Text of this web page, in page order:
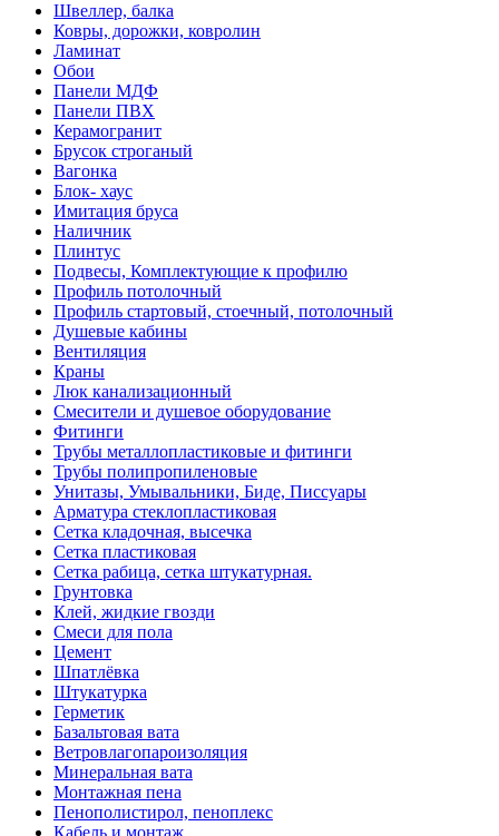
Швеллер, балка
Ковры, дорожки, ковролин
Ламинат
Обои
Панели МДФ
Панели ПВХ
Керамогранит
Брусок строганый
Вагонка
Блок- хаус
Имитация бруса
Наличник
Плинтус
Подвесы, Комплектующие к профилю
Профиль потолочный
Профиль стартовый, стоечный, потолочный
Душевые кабины
Вентиляция
Краны
Люк канализационный
Смесители и душевое оборудование
Фитинги
Трубы металлопластиковые и фитинги
Трубы полипропиленовые
Унитазы, Умывальники, Биде, Писсуары
Арматура стеклопластиковая
Сетка кладочная, высечка
Сетка пластиковая
Сетка рабица, сетка штукатурная.
Грунтовка
Клей, жидкие гвозди
Смеси для пола
Цемент
Шпатлёвка
Штукатурка
Герметик
Базальтовая вата
Ветровлагопароизоляция
Минеральная вата
Монтажная пена
Пенополистирол, пеноплекс
Кабель и монтаж